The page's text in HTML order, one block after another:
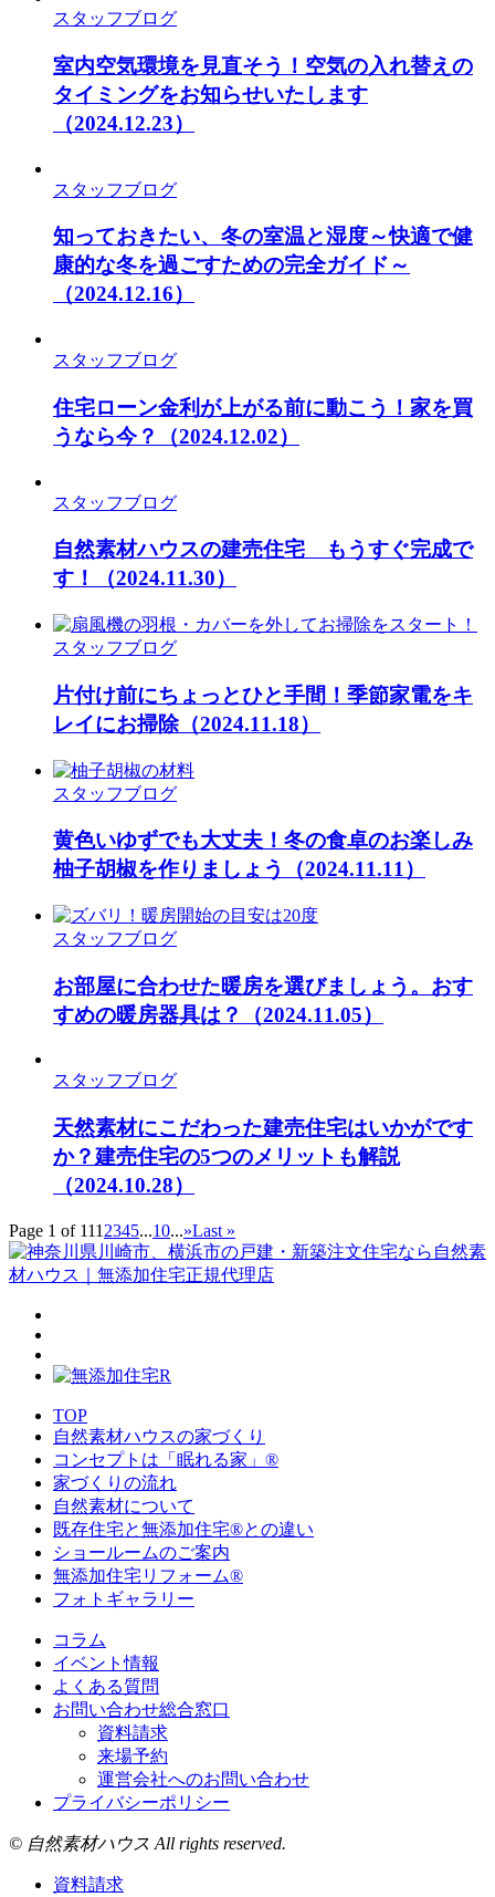
スタッフブログ
室内空気環境を見直そう！空気の入れ替えの
タイミングをお知らせいたします
（2024.12.23）
スタッフブログ
知っておきたい、冬の室温と湿度～快適で健
康的な冬を過ごすための完全ガイド～
（2024.12.16）
スタッフブログ
住宅ローン金利が上がる前に動こう！家を買
うなら今？
（2024.12.02）
スタッフブログ
自然素材ハウスの建売住宅 もうすぐ完成で
す！
（2024.11.30）
スタッフブログ
片付け前にちょっとひと手間！季節家電をキ
レイにお掃除（2024.11.18）
スタッフブログ
黄色いゆずでも大丈夫！冬の食卓のお楽しみ
柚子胡椒を作りましょう
（2024.11.11）
スタッフブログ
お部屋に合わせた暖房を選びましょう。おす
すめの暖房器具は？
（2024.11.05）
スタッフブログ
天然素材にこだわった建売住宅はいかがです
か？建売住宅の5つのメリットも解説
（2024.10.28）
Page 1 of 111 2345...10...»Last »
TOP
自然素材ハウスの家づくり
コンセプトは「眠れる家」®
家づくりの流れ
自然素材について
既存住宅と無添加住宅®との違い
ショールームのご案内
無添加住宅リフォーム®
フォトギャラリー
コラム
イベント情報
よくある質問
お問い合わせ総合窓口
資料請求
来場予約
運営会社へのお問い合わせ
プライバシーポリシー
© 自然素材ハウス All rights reserved.
資料請求